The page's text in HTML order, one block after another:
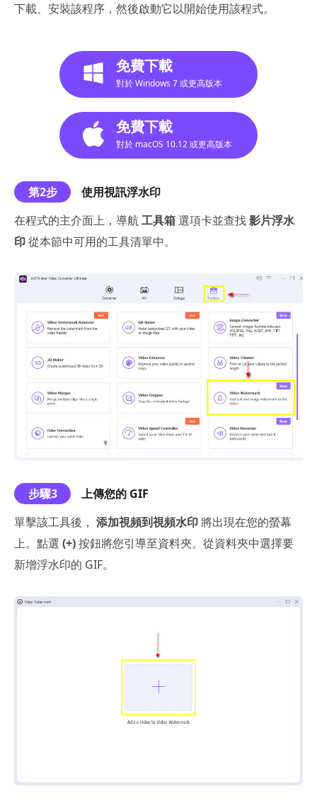
下載、安裝該程序，然後啟動它以開始使用該程式。
免費下載
對於 Windows 7 或更高版本
免費下載
對於 macOS 10.12 或更高版本
第2步
使用視訊浮水印
在程式的主介面上，導航工具箱選項卡並查找影片浮水
印從本節中可用的工具清單中。
步驟3
上傳您的 GIF
單擊該工具後， 添加視頻到視頻水印 將出現在您的螢幕
上。點選 (+)按鈕將您引導至資料夾。從資料夾中選擇要
新增浮水印的 GIF。